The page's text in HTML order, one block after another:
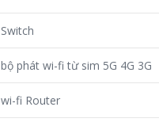
Switch
bộ phát wi-fi từ sim 5G 4G 3G
wi-fi Router